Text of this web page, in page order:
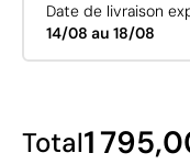
Date de livraison
14/08 au 18/08
Total1